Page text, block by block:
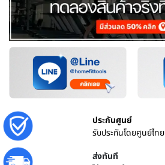
ประกันศูนย์
รับประกันโดยศูนย์ไทย
ส่งทันที